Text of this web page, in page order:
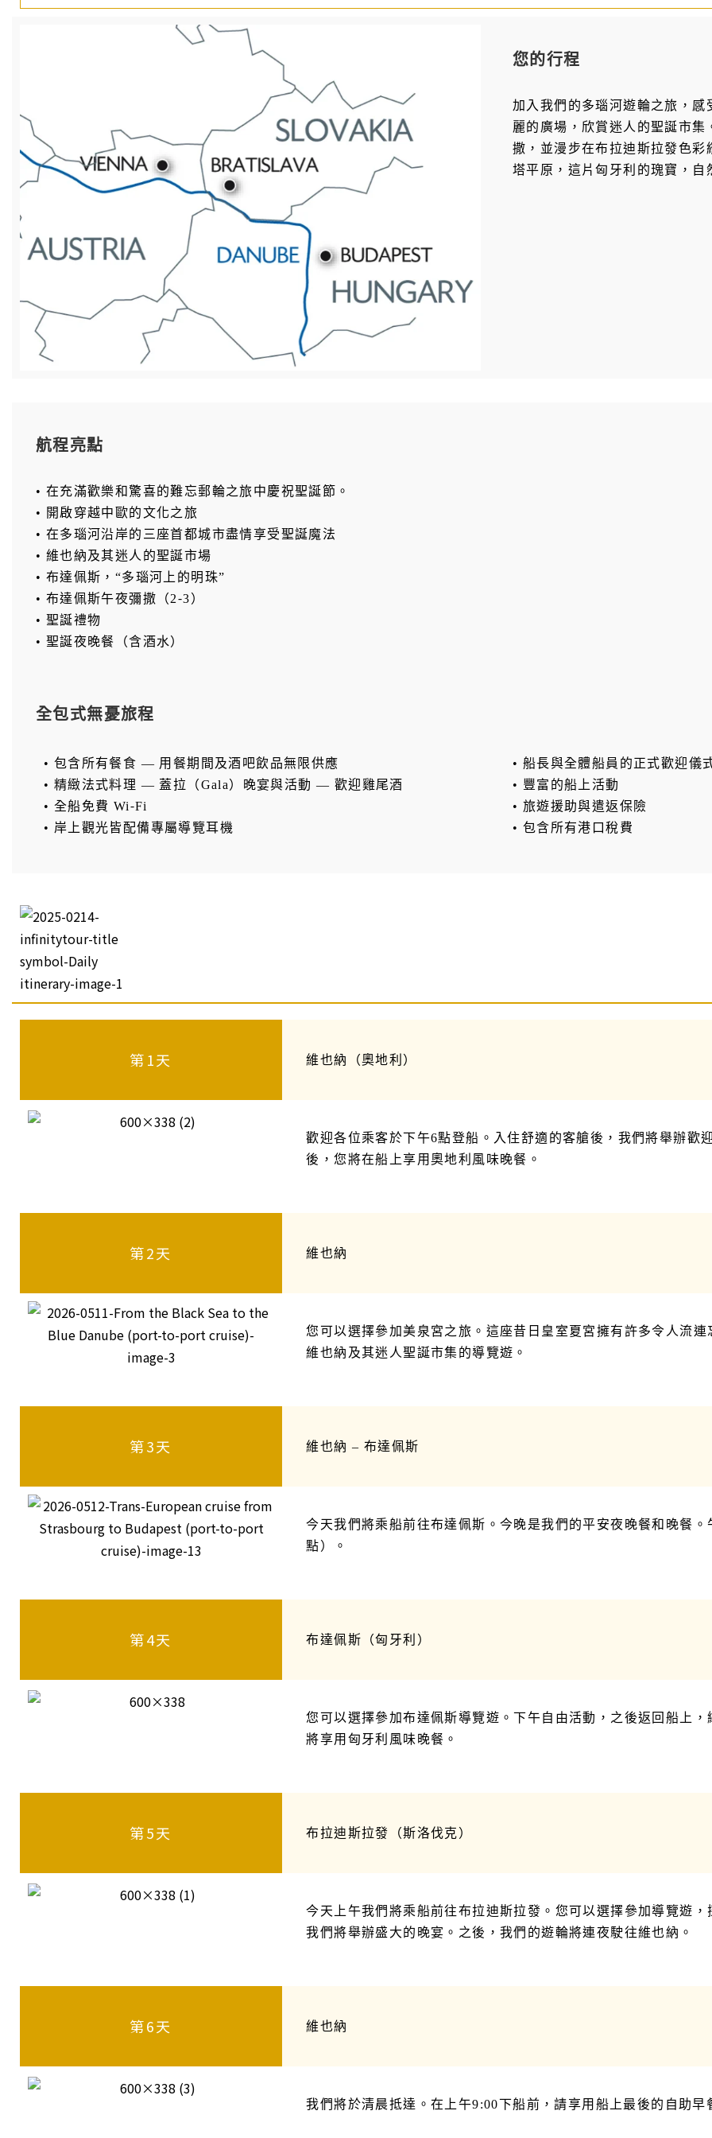
您的行程
加入我們的多瑙河遊輪之旅，
麗的廣場，欣賞迷人的聖誕市
撒，並漫步在布拉迪斯拉發色
塔平原，這片匈牙利的瑰寶，
航程亮點
• 在充滿歡樂和驚喜的難忘郵輪之旅中慶祝聖誕節。
• 開啟穿越中歐的文化之旅
• 在多瑙河沿岸的三座首都城市盡情享受聖誕魔法
• 維也納及其迷人的聖誕市場
• 布達佩斯，“多瑙河上的明珠”
• 布達佩斯午夜彌撒（2-3）
• 聖誕禮物
• 聖誕夜晚餐（含酒水）
全包式無憂旅程
• 包含所有餐食 — 用餐期間及酒吧飲品無限供應
• 精緻法式料理 — 蓋拉（Gala）晚宴與活動 — 歡迎雞尾酒
• 全船免費 Wi-Fi
• 岸上觀光皆配備專屬導覽耳機
• 船長與全體船員的正式歡迎儀
• 豐富的船上活動
• 旅遊援助與遣返保險
• 包含所有港口稅費
第1天 維也納（奧地利）
歡迎各位乘客於下午6點登船。入住舒適的客艙後，我們將舉辦歡
後，您將在船上享用奧地利風味晚餐。
第2天 維也納
您可以選擇參加美泉宮之旅。這座昔日皇室夏宮擁有許多令人流
維也納及其迷人聖誕市集的導覽遊。
第3天 維也納 – 布達佩斯
今天我們將乘船前往布達佩斯。今晚是我們的平安夜晚餐和晚餐
點）。
第4天 布達佩斯（匈牙利）
您可以選擇參加布達佩斯導覽遊。下午自由活動，之後返回船上
將享用匈牙利風味晚餐。
第5天 布拉迪斯拉發（斯洛伐克）
今天上午我們將乘船前往布拉迪斯拉發。您可以選擇參加導覽遊
我們將舉辦盛大的晚宴。之後，我們的遊輪將連夜駛往維也納。
第6天 維也納
我們將於清晨抵達。在上午9:00下船前，請享用船上最後的自助